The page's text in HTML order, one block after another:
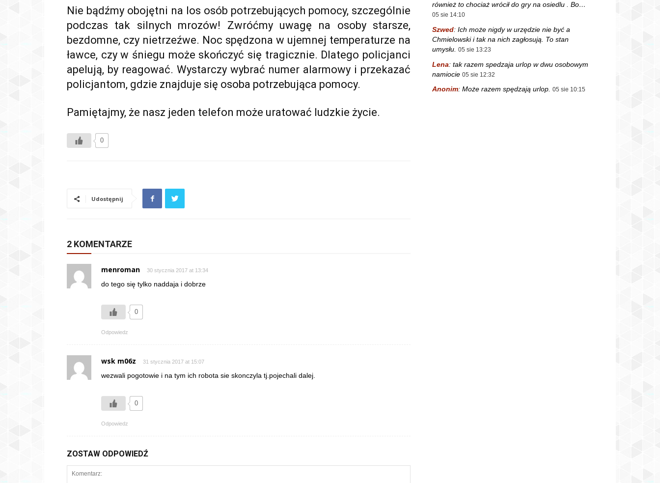
Nie bądźmy obojętni na los osób potrzebujących pomocy, szczególnie
podczas tak silnych mrozów! Zwróćmy uwagę na osoby starsze,
bezdomne, czy nietrzeźwe. Noc spędzona w ujemnej temperaturze na
ławce, czy w śniegu może skończyć się tragicznie. Dlatego policjanci
apelują, by reagować. Wystarczy wybrać numer alarmowy i przekazać
policjantom, gdzie znajduje się osoba potrzebująca pomocy.
Pamiętajmy, że nasz jeden telefon może uratować ludzkie życie.
0
Udostępnij
2 KOMENTARZE
menroman 30 stycznia 2017 at 13:34
do tego się tylko naddaja i dobrze
0
Odpowiedz
wsk m06z 31 stycznia 2017 at 15:07
wezwali pogotowie i na tym ich robota sie skonczyla tj.pojechali dalej.
0
Odpowiedz
ZOSTAW ODPOWIEDŹ
również to chociaż wrócił do gry na osiedlu . Bo…
05 sie 14:10
Szwed: Ich może nigdy w urzędzie nie być a
Chmielowski i tak na nich zagłosują. To stan
umysłu. 05 sie 13:23
Lena: tak razem spedzaja urlop w dwu osobowym
namiocie 05 sie 12:32
Anonim: Może razem spędzają urlop. 05 sie 10:15